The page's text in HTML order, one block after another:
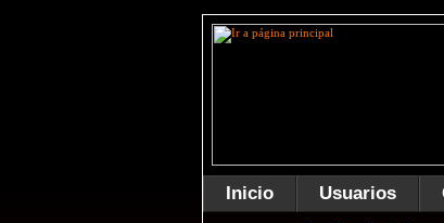
Inicio Usuarios